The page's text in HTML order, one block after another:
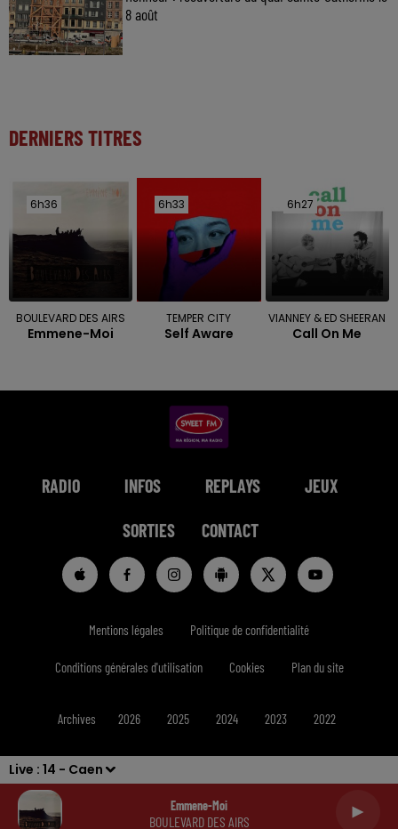
Live : 14 - Caen
Emmene-Moi
BOULEVARD DES AIRS
8 août
DERNIERS TITRES
6h36
6h36
BOULEVARD DES AIRS
Emmene-Moi
6h33
6h33
TEMPER CITY
Self Aware
6h27
6h27
VIANNEY & ED SHEERAN
Call On Me
RADIO INFOS REPLAYS JEUX
SORTIES CONTACT
Mentions légales Politique de confidentialité
Conditions générales d'utilisation Cookies Plan du site
Archives 2026 2025 2024 2023 2022